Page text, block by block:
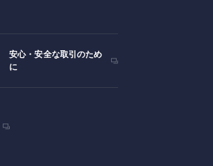
安心・安全な取引のため
に